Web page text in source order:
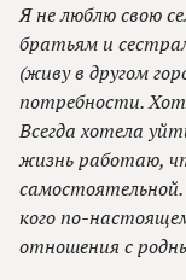
Я не люблю свою
братьям и
(живу в другом
потребности.
Всегда хотела
жизнь работаю,
кого по-
отношения с